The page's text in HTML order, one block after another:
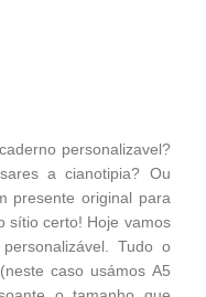
personalizavel?
a cianotipia? Ou
presente original para
sítio certo! Hoje vamos
Tudo o
caso usámos A5